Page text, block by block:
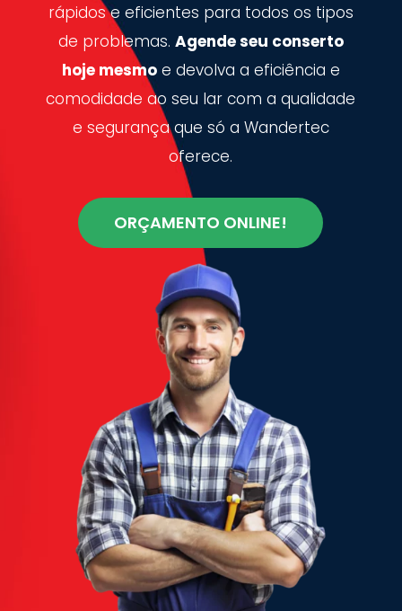
rápidos e eficientes para todos os tipos
de problemas. Agende seu conserto
hoje mesmoe devolva a eficiência e
comodidade ao seu lar com a qualidade
e segurança que só a Wandertec
oferece.
ORÇAMENTO ONLINE!